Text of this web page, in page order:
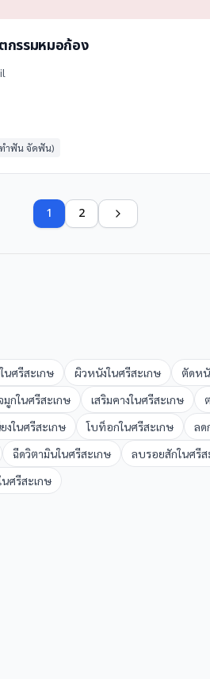
กรรมหมอก้อง
ำฟัน จัดฟัน)
1 2
ในศรีสะเกษ ผิวหนังในศรีสะเกษ ตัดห
มูกในศรีสะเกษ เสริมคางในศรีสะเกษ
งในศรีสะเกษ โบท็อกในศรีสะเกษ ลด
ฉีดวิตามินในศรีสะเกษ ลบรอยสักในศรีส
นศรีสะเกษ